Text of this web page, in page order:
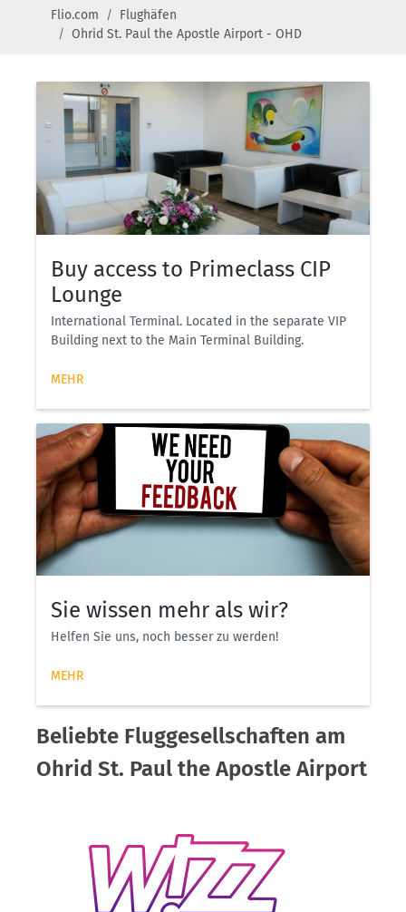
Flio.com
Flughäfen
Ohrid St. Paul the Apostle Airport - OHD
Buy access to Primeclass CIP
Lounge
International Terminal. Located in the separate VIP
Building next to the Main Terminal Building.
MEHR
Sie wissen mehr als wir?
Helfen Sie uns, noch besser zu werden!
MEHR
Beliebte Fluggesellschaften am
Ohrid St. Paul the Apostle Airport